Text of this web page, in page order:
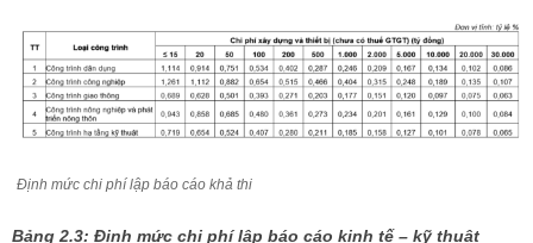
Định mức chi phí lập báo cáo khả thi
Bảng 2.3: Định mức chi phí lập báo cáo kinh tế – kỹ thuật